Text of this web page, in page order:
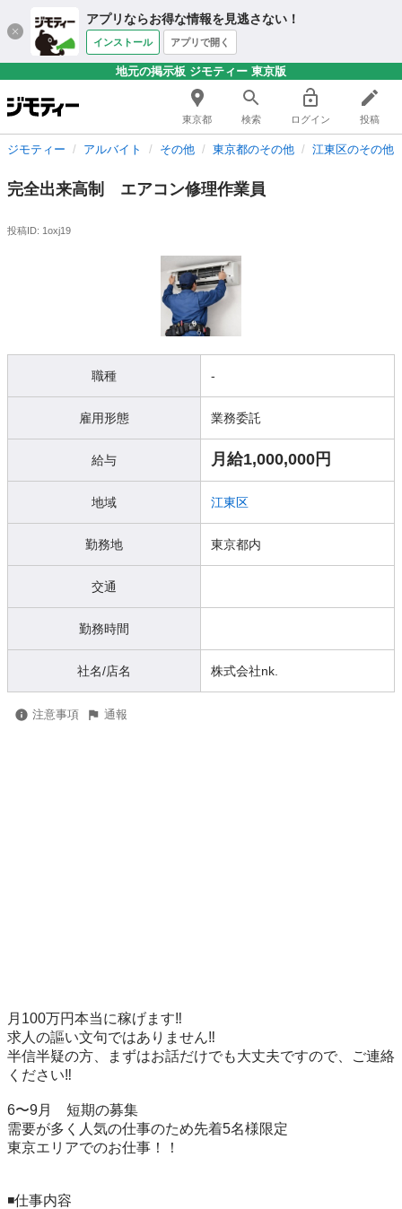
アプリならお得な情報を見逃さない！
インストール アプリで開く
地元の掲示板 ジモティー 東京版
東京都 検索 ログイン 投稿
ジモティー アルバイト その他 東京都のその他 江東区のその他
完全出来高制 エアコン修理作業員
投稿ID: 1oxj19
職種 -
雇用形態 業務委託
給与 月給1,000,000円
地域 江東区
勤務地 東京都内
交通
勤務時間
社名/店名 株式会社nk.
注意事項 通報
月100万円本当に稼げます‼️
求人の謳い文句ではありません‼️
半信半疑の方、まずはお話だけでも大丈夫ですので、ご連絡
ください‼️
6〜9月　短期の募集
需要が多く人気の仕事のため先着5名様限定
東京エリアでのお仕事！！
◾️仕事内容